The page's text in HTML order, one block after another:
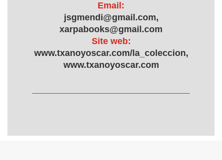
Email:
jsgmendi@gmail.com,
xarpabooks@gmail.com
Site web:
www.txanoyoscar.com/la_coleccion,
www.txanoyoscar.com